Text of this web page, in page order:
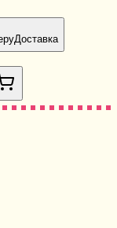
Доставка